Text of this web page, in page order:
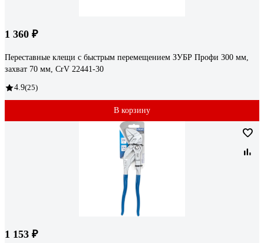
1 360 ₽
Переставные клещи с быстрым перемещением ЗУБР Профи 300 мм,
захват 70 мм, CrV 22441-30
4.9(25)
В корзину
1 153 ₽